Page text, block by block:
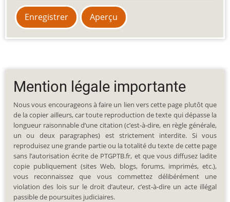
Mention légale importante
Nous vous encourageons à faire un lien vers cette page plutôt que
de la copier ailleurs, car toute reproduction de texte qui dépasse la
longueur raisonnable d’une citation (c’est-à-dire, en règle générale,
un ou deux paragraphes) est strictement interdite. Si vous
reproduisez une grande partie ou la totalité du texte de cette page
sans l’autorisation écrite de PTGPTB.fr, et que vous diffusez ladite
copie publiquement (sites Web, blogs, forums, imprimés, etc.),
vous reconnaissez que vous commettez délibérément une
violation des lois sur le droit d’auteur, c’est-à-dire un acte illégal
passible de poursuites judiciaires.